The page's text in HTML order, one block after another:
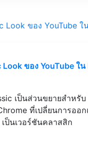
ของ YouTube ใน
เป็นส่วนขยายสำหรั
ที่เปลี่ยนการออ
ป็นเวอร์ชันคลาสสิก